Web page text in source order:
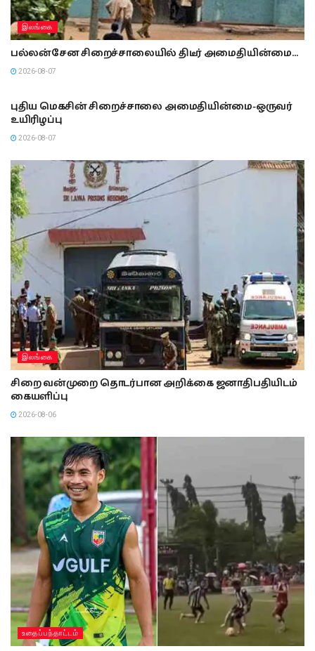
இலங்கை
பல்லன்சேன சிறைச்சாலையில் திடீர் அமைதியின்மை…
2026-08-07
புதிய மெகசின் சிறைச்சாலை அமைதியின்மை-ஒருவர்
உயிரிழப்பு
2026-08-07
இலங்கை
சிறை வன்முறை தொடர்பான அறிக்கை ஜனாதிபதியிடம்
கையளிப்பு
2026-08-06
உதைப்பந்தாட்டம்